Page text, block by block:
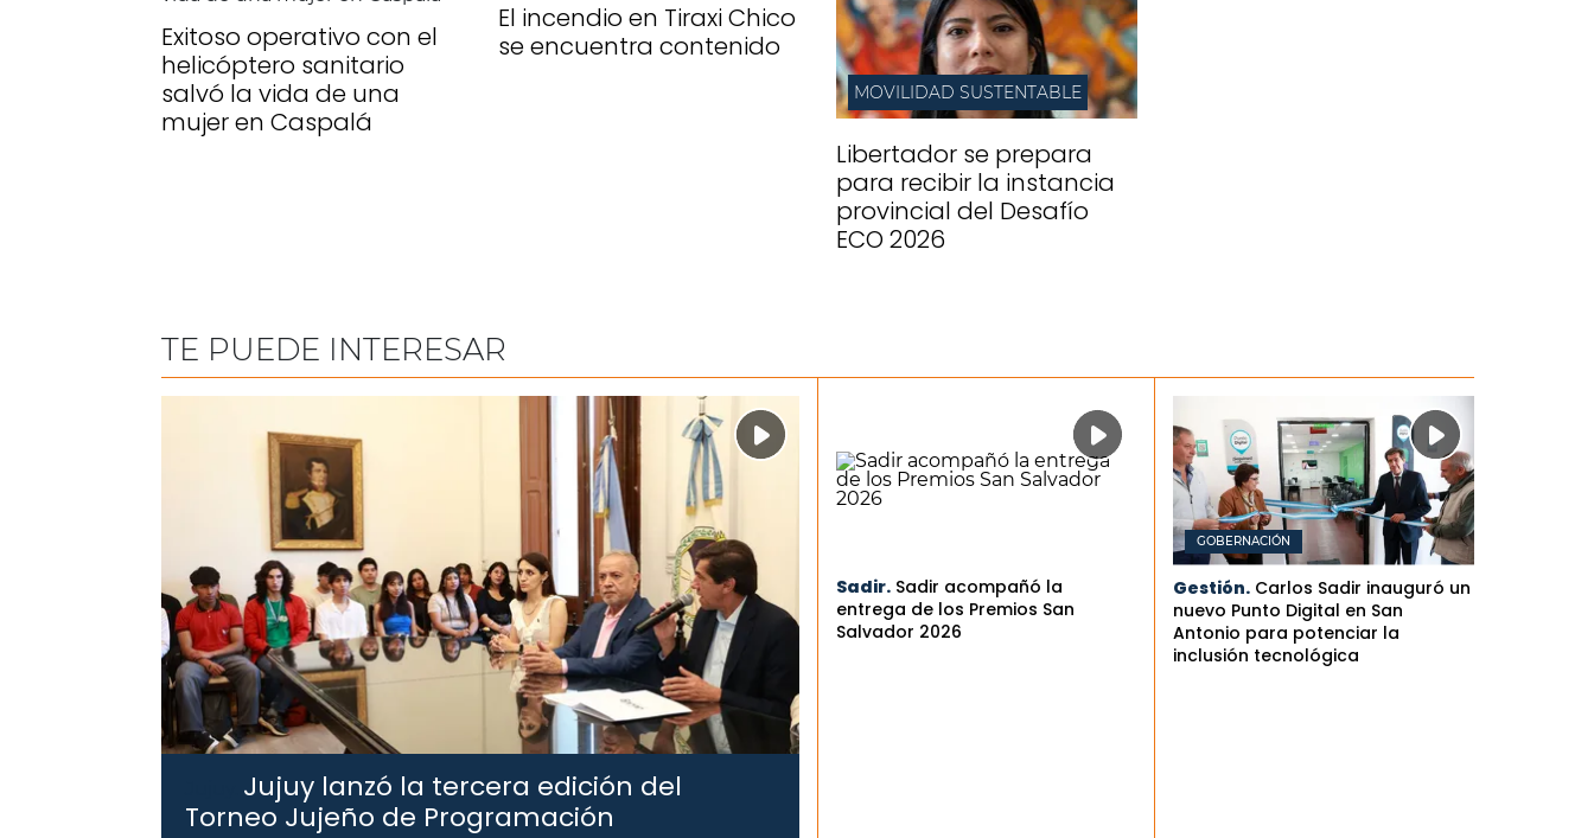
Exitoso operativo con el
helicóptero sanitario
salvó la vida de una
mujer en Caspalá
El incendio en Tiraxi Chico
se encuentra contenido
MOVILIDAD SUSTENTABLE
Libertador se prepara
para recibir la instancia
provincial del Desafío
ECO 2026
TE PUEDE INTERESAR
Jujuy lanzó la tercera edición del
Torneo Jujeño de Programación
Sadir. Sadir acompañó la
entrega de los Premios San
Salvador 2026
GOBERNACIÓN
Gestión. Carlos Sadir inauguró un
nuevo Punto Digital en San
Antonio para potenciar la
inclusión tecnológica